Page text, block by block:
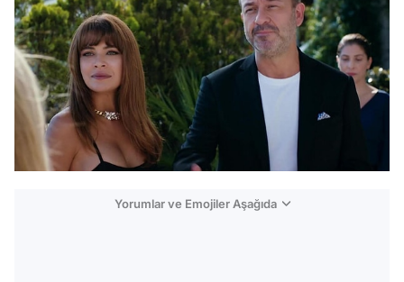
Yorumlar ve Emojiler Aşağıda